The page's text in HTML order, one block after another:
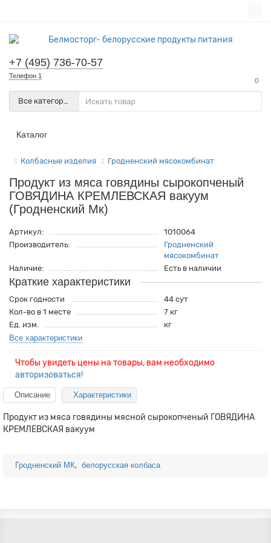
+7 (495) 736-70-57
Телефон 1
0
Все категории
Каталог
Колбасные изделия Гродненский мясокомбинат
Продукт из мяса говядины сырокопченый
ГОВЯДИНА КРЕМЛЕВСКАЯ вакуум
(Гродненский Мк)
Артикул:
1010064
Производитель:
Гродненский
мясокомбинат
Наличие:
Есть в наличии
Краткие характеристики
Срок годности
44 сут
Кол-во в 1 месте
7 кг
Ед. изм.
кг
Все характеристики
Чтобы увидеть цены на товары, вам необходимо
авторизоваться!
Описание Характеристики
Продукт из мяса говядины мясной сырокопченый ГОВЯДИНА
КРЕМЛЕВСКАЯ вакуум
Гродненский МК, белорусская колбаса